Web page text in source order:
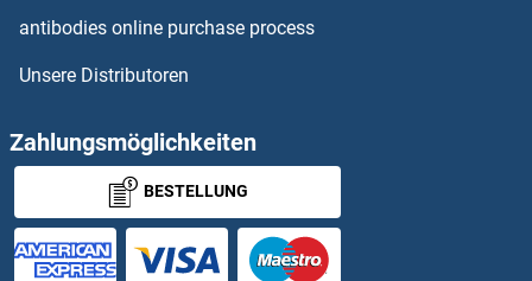
Cadherin 9 Antikörper
Cadherin-16 Antikörper
CADM1 Antikörper
CADM2 Antikörper
CADPS Antikörper
antibodies online purchase process
Unsere Distributoren
Zahlungsmöglichkeiten
BESTELLUNG